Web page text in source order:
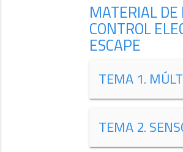
MATERIAL
CONTROL
ESCAPE
TEMA 1.
TEMA 2.